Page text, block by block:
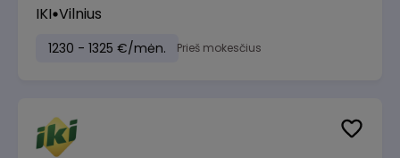
IKI Vilnius
1230 - 1325 €/mėn. Prieš mokesčius